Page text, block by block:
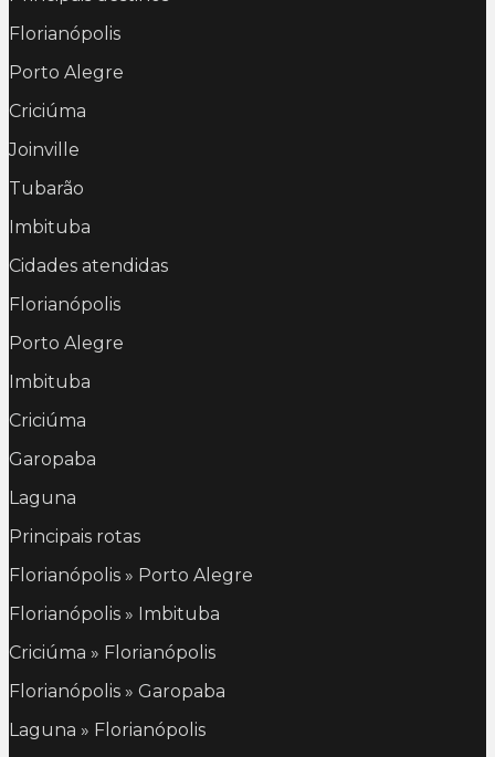
Florianópolis
Porto Alegre
Criciúma
Joinville
Tubarão
Imbituba
Cidades atendidas
Florianópolis
Porto Alegre
Imbituba
Criciúma
Garopaba
Laguna
Principais rotas
Florianópolis » Porto Alegre
Florianópolis » Imbituba
Criciúma » Florianópolis
Florianópolis » Garopaba
Laguna » Florianópolis